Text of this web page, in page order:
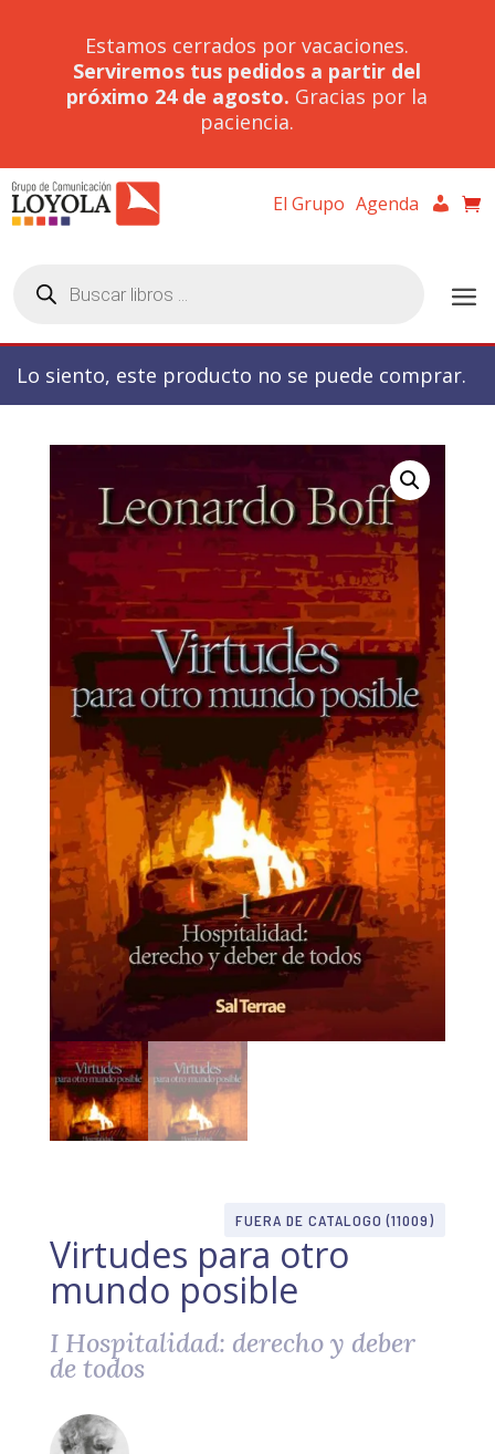
Estamos cerrados por vacaciones.
Serviremos tus pedidos a partir del
próximo 24 de agosto. Gracias por la
paciencia.
El Grupo Agenda
productos
Lo siento, este producto no se puede comprar.
FUERA DE CATALOGO (11009)
Virtudes para otro
mundo posible
I Hospitalidad: derecho y deber
de todos